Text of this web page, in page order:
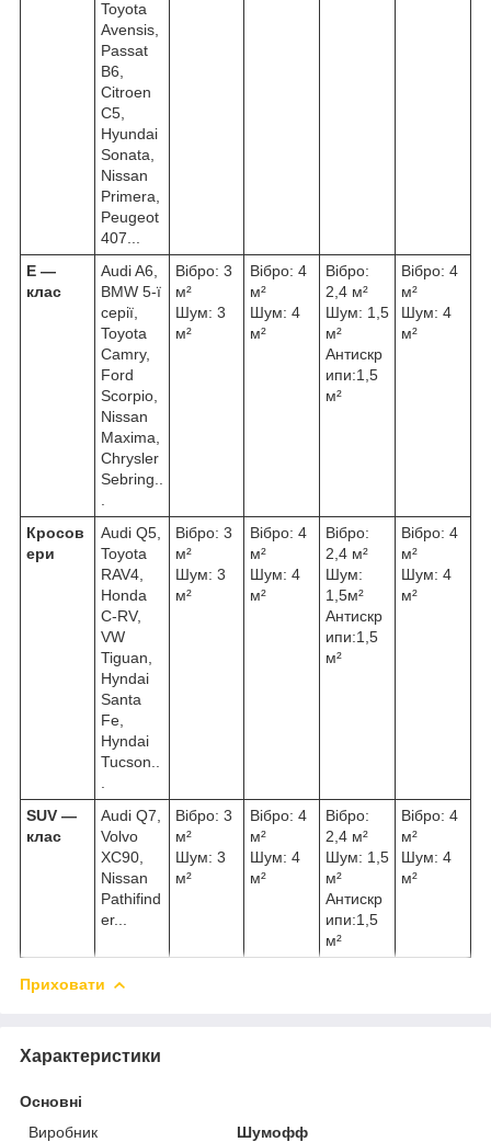
Toyota
Avensis,
Passat
B6,
Citroen
C5,
Hyundai
Sonata,
Nissan
Primera,
Peugeot
407...
Е ―
клас
Audi A6,
BMW 5-ї
серії,
Toyota
Camry,
Ford
Scorpio,
Nissan
Maxima,
Chrysler
Sebring..
Вібро: 3
м²
Шум: 3
м²
Вібро: 4
м²
Шум: 4
м²
Вібро:
2,4 м²
Шум: 1,5
м²
Антискр
ипи:1,5
м²
Вібро: 4
м²
Шум: 4
м²
Кросов
ери
Audi Q5,
Toyota
RAV4,
Honda
C-RV,
VW
Tiguan,
Hyndai
Santa
Fe,
Hyndai
Tucson..
Вібро: 3
м²
Шум: 3
м²
Вібро: 4
м²
Шум: 4
м²
Вібро:
2,4 м²
Шум:
1,5м²
Антискр
ипи:1,5
м²
Вібро: 4
м²
Шум: 4
м²
SUV ―
клас
Audi Q7,
Volvo
XC90,
Nissan
Pathifind
er...
Вібро: 3
м²
Шум: 3
м²
Вібро: 4
м²
Шум: 4
м²
Вібро:
2,4 м²
Шум: 1,5
м²
Антискр
ипи:1,5
м²
Вібро: 4
м²
Шум: 4
м²
Приховати
Характеристики
Основні
Виробник
Шумофф